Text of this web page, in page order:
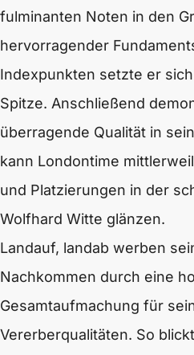
fulminanten Noten in den
hervorragender
Indexpunkten setzte er
Spitze. Anschließend
überragende Qualität in
kann Londontime
und Platzierungen in der
Wolfhard Witte glänzen.
Landauf, landab werben
Nachkommen durch eine
Gesamtaufmachung für
Vererberqualitäten. So